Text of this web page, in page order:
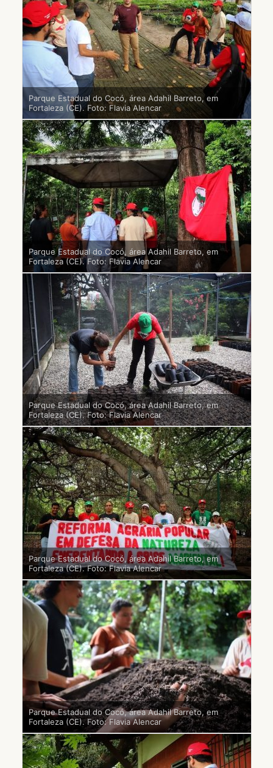
Parque Estadual do Cocó, área Adahil Barreto, em
Fortaleza (CE). Foto: Flavia Alencar
Parque Estadual do Cocó, área Adahil Barreto, em
Fortaleza (CE). Foto: Flavia Alencar
Parque Estadual do Cocó, área Adahil Barreto, em
Fortaleza (CE). Foto: Flavia Alencar
Parque Estadual do Cocó, área Adahil Barreto, em
Fortaleza (CE). Foto: Flavia Alencar
Parque Estadual do Cocó, área Adahil Barreto, em
Fortaleza (CE). Foto: Flavia Alencar